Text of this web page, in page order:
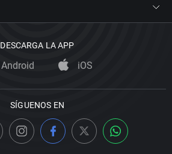
DESCARGA LA APP
Android iOS
SÍGUENOS EN